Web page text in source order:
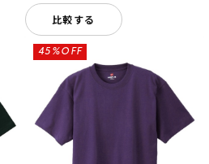
比較する
45%OFF